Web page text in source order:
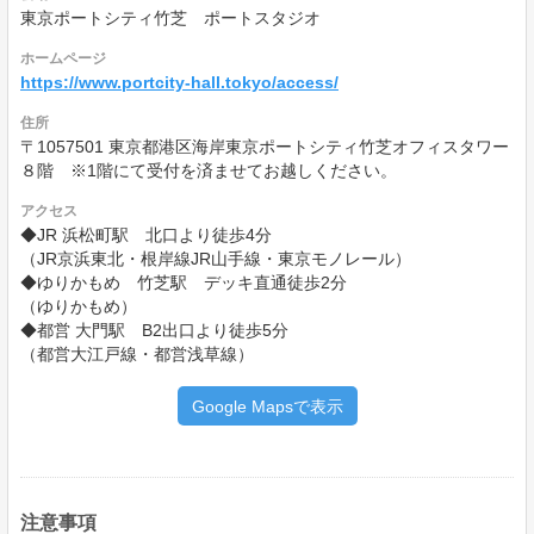
東京ポートシティ竹芝 ポートスタジオ
ホームページ
https://www.portcity-hall.tokyo/access/
住所
〒1057501 東京都港区海岸東京ポートシティ竹芝オフィスタワー
８階 ※1階にて受付を済ませてお越しください。
アクセス
◆JR 浜松町駅 北口より徒歩4分
（JR京浜東北・根岸線JR山手線・東京モノレール）
◆ゆりかもめ 竹芝駅 デッキ直通徒歩2分
（ゆりかもめ）
◆都営 大門駅 B2出口より徒歩5分
（都営大江戸線・都営浅草線）
Google Mapsで表示
注意事項